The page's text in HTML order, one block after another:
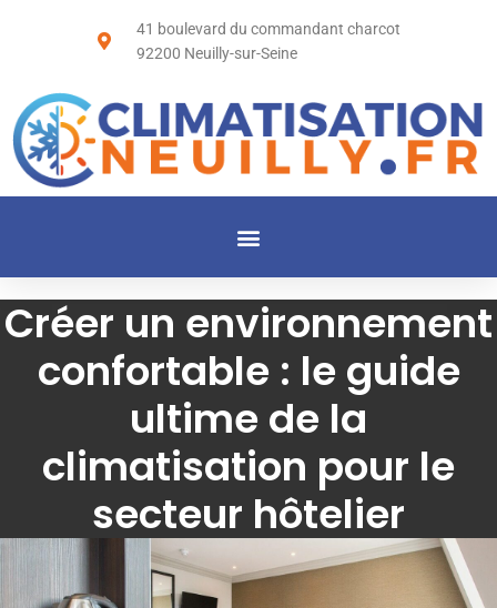
41 boulevard du commandant charcot
92200 Neuilly-sur-Seine
Créer un environnement
confortable : le guide
ultime de la
climatisation pour le
secteur hôtelier